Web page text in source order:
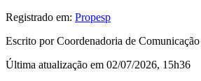
Registrado em: Propesp
Escrito por Coordenadoria de
Última atualização em 02/07/2026, 15h36